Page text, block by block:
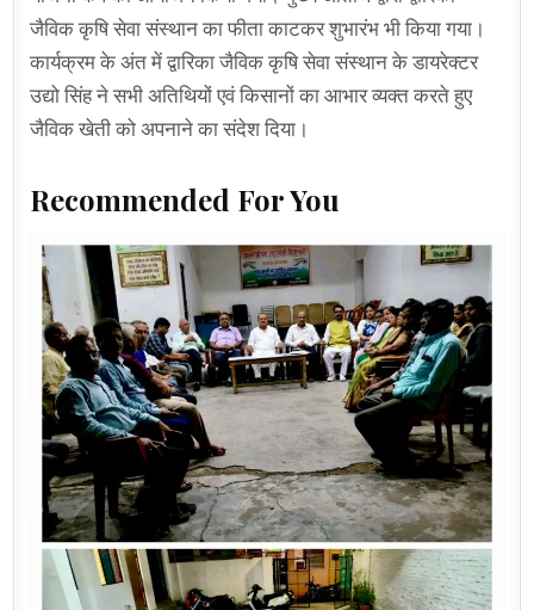
जैविक कृषि सेवा संस्थान का फीता काटकर शुभारंभ भी किया गया।
कार्यक्रम के अंत में द्वारिका जैविक कृषि सेवा संस्थान के डायरेक्टर
उद्यो सिंह ने सभी अतिथियों एवं किसानों का आभार व्यक्त करते हुए
जैविक खेती को अपनाने का संदेश दिया।
Recommended For You